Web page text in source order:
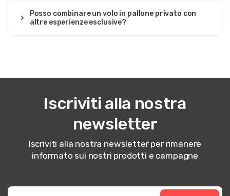
Posso combinare un volo in pallone privato con
altre esperienze esclusive?
Iscriviti alla nostra
newsletter
Iscriviti alla nostra newsletter per rimanere
informato sui nostri prodotti e campagne